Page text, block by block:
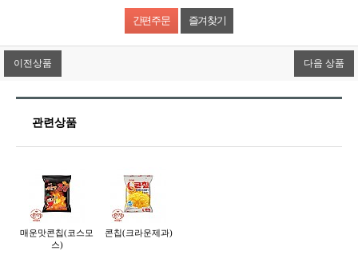
즐겨찾기
이전상품 다음 상품
관련상품
매운맛콘칩(코스모
스)
콘칩(크라운제과)